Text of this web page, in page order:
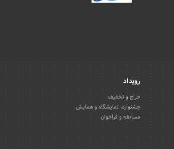
رویداد
حراج و تخفیف
جشنواره، نمایشگاه و همایش
مسابقه و فراخوان